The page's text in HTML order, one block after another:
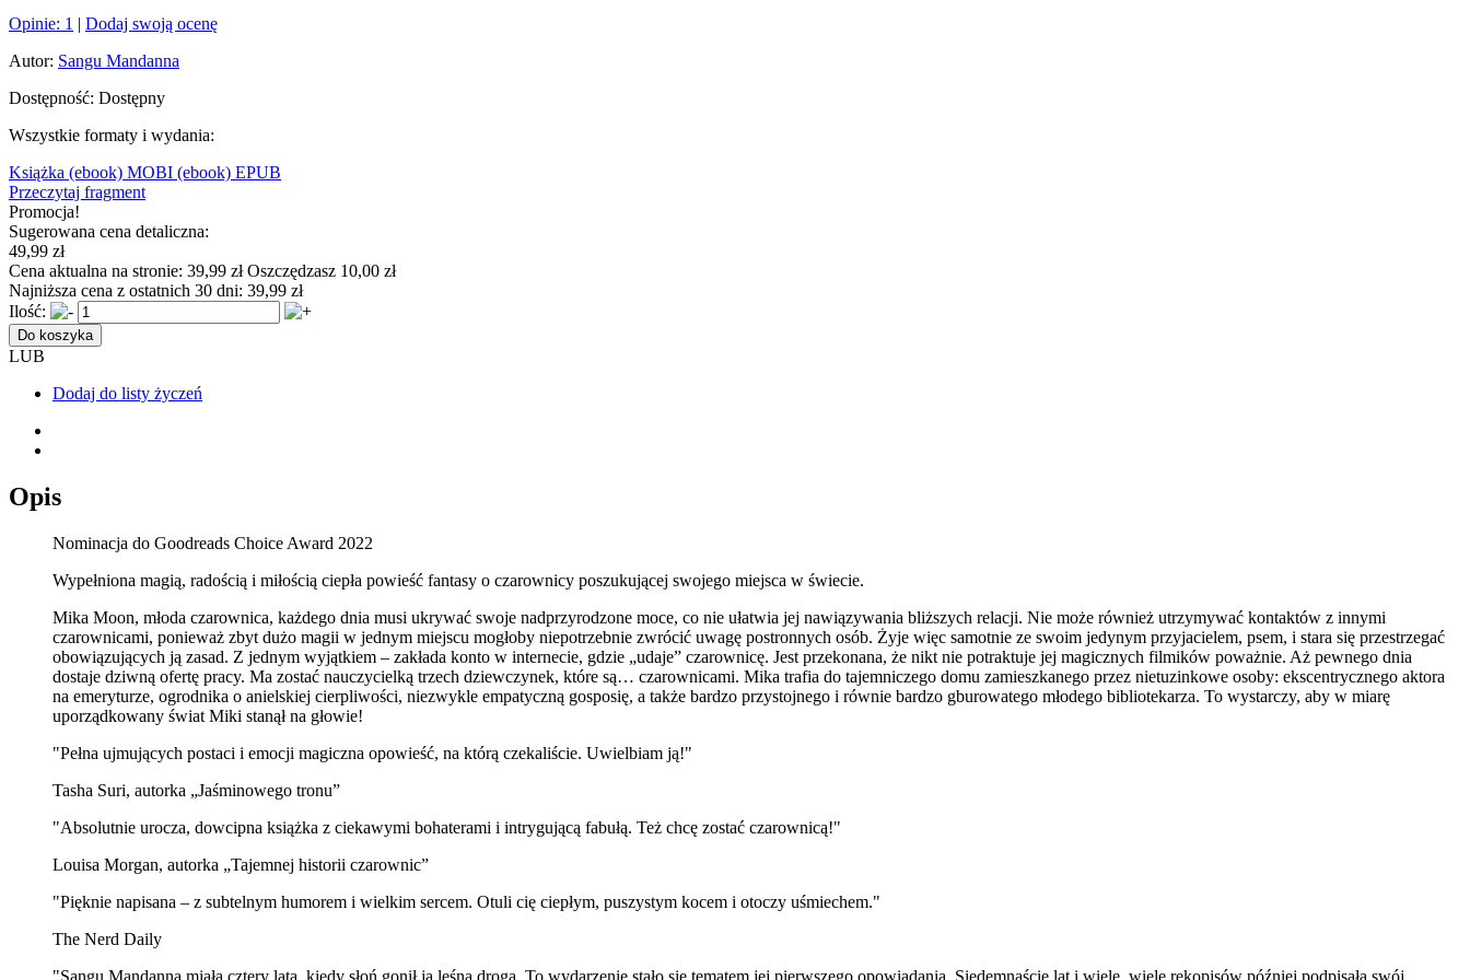
Opinie: 1 | Dodaj swoją ocenę
Autor: Sangu Mandanna
Dostępność: Dostępny
Wszystkie formaty i wydania:
Książka (ebook) MOBI (ebook) EPUB
Przeczytaj fragment
Promocja!
Sugerowana cena detaliczna:
49,99 zł
Cena aktualna na stronie: 39,99 złOszczędzasz 10,00 zł
Najniższa cena z ostatnich 30 dni: 39,99 zł
Ilość:
Do koszyka
LUB
Dodaj do listy życzeń
Opis
Nominacja do Goodreads Choice Award 2022
Wypełniona magią, radością i miłością ciepła powieść fantasy o czarownicy poszukującej swojego miejsca w świecie.
Mika Moon, młoda czarownica, każdego dnia musi ukrywać swoje nadprzyrodzone moce, co nie ułatwia jej nawiązywania bliższych relacji. Nie może również utrzymywać kontaktów z innymi
czarownicami, ponieważ zbyt dużo magii w jednym miejscu mogłoby niepotrzebnie zwrócić uwagę postronnych osób. Żyje więc samotnie ze swoim jedynym przyjacielem, psem, i stara się przestrzegać
obowiązujących ją zasad. Z jednym wyjątkiem – zakłada konto w internecie, gdzie „udaje” czarownicę. Jest przekonana, że nikt nie potraktuje jej magicznych filmików poważnie. Aż pewnego dnia
dostaje dziwną ofertę pracy. Ma zostać nauczycielką trzech dziewczynek, które są… czarownicami. Mika trafia do tajemniczego domu zamieszkanego przez nietuzinkowe osoby: ekscentrycznego aktora
na emeryturze, ogrodnika o anielskiej cierpliwości, niezwykle empatyczną gosposię, a także bardzo przystojnego i równie bardzo gburowatego młodego bibliotekarza. To wystarczy, aby w miarę
uporządkowany świat Miki stanął na głowie!
"Pełna ujmujących postaci i emocji magiczna opowieść, na którą czekaliście. Uwielbiam ją!"
Tasha Suri, autorka „Jaśminowego tronu”
"Absolutnie urocza, dowcipna książka z ciekawymi bohaterami i intrygującą fabułą. Też chcę zostać czarownicą!"
Louisa Morgan, autorka „Tajemnej historii czarownic”
"Pięknie napisana – z subtelnym humorem i wielkim sercem. Otuli cię ciepłym, puszystym kocem i otoczy uśmiechem."
The Nerd Daily
"Sangu Mandanna miała cztery lata, kiedy słoń gonił ją leśną drogą. To wydarzenie stało się tematem jej pierwszego opowiadania. Siedemnaście lat i wiele, wiele rękopisów później podpisała swój